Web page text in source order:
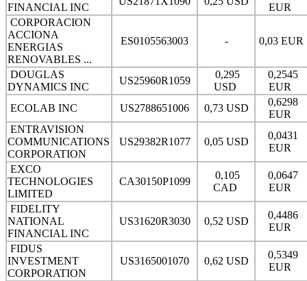
FINANCIAL INC
EUR
CORPORACION
ACCIONA
ENERGIAS
RENOVABLES ...
ES0105563003 - 0,03 EUR
DOUGLAS
DYNAMICS INC
US25960R1059
0,295
USD
0,2545
EUR
ECOLAB INC
US2788651006 0,73 USD
0,6298
EUR
ENTRAVISION
COMMUNICATIONS
CORPORATION
US29382R1077 0,05 USD
0,0431
EUR
EXCO
TECHNOLOGIES
LIMITED
CA30150P1099
0,105
CAD
0,0647
EUR
FIDELITY
NATIONAL
FINANCIAL INC
US31620R3030 0,52 USD
0,4486
EUR
FIDUS
INVESTMENT
CORPORATION
US3165001070 0,62 USD
0,5349
EUR